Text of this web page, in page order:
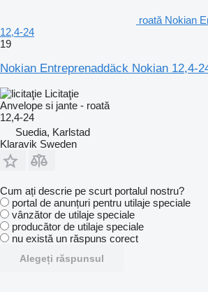
roată Nokian
12,4-24
19
Nokian Entreprenaddäck Nokian 12,4-
Licitaţie
Anvelope si jante - roată
12,4-24
Suedia, Karlstad
Klaravik Sweden
Cum ați descrie pe scurt portalul nostru?
portal de anunțuri pentru utilaje speciale
vânzător de utilaje speciale
producător de utilaje speciale
nu există un răspuns corect
Alegeți răspunsul